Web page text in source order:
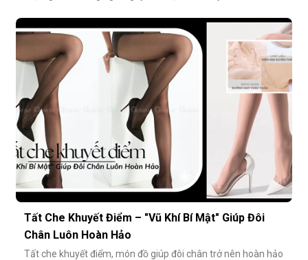
cách tiết kiệm bền vững và tinh tế hơn rất nhiều: đầu tư vào
chất lượng từ những món nhỏ nhất. Cụ thể hơn, tất modal
không chỉ
Tất Che Khuyết Điểm – "Vũ Khí Bí Mật" Giúp Đôi
Chân Luôn Hoàn Hảo
Tất che khuyết điểm, món đồ giúp đôi chân trở nên hoàn hảo